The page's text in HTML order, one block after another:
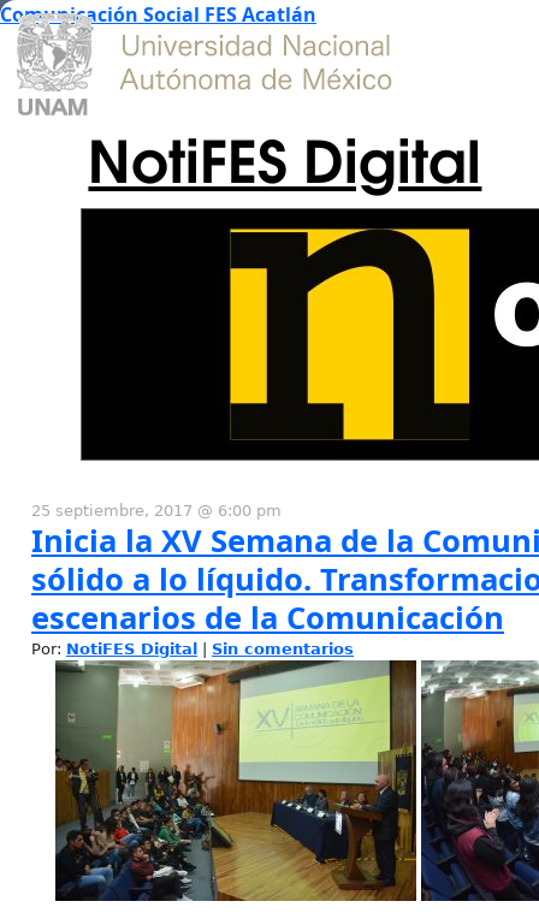
Comunicación Social FES Acatlán
NotiFES Digital
25 septiembre, 2017 @ 6:00 pm
Inicia la XV Semana de la
sólido a lo líquido.
escenarios de la Comunicación
Por: NotiFES Digital Sin comentarios